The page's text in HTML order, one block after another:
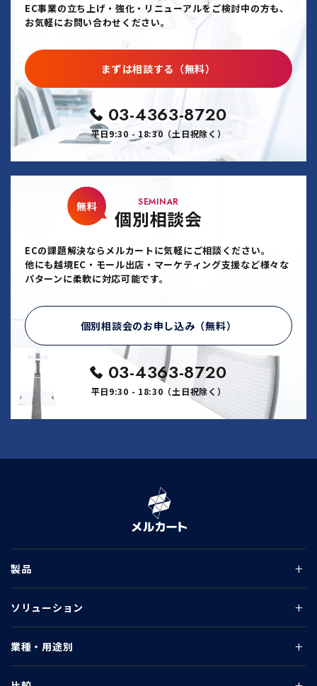
EC事業の立ち上げ・強化・リニューアルをご検討中の方も、
お気軽にお問い合わせください。
まずは相談する（無料）
03-4363-8720
平日9:30 - 18:30（土日祝除く）
SEMINAR
個別相談会
無料
ECの課題解決ならメルカートに気軽にご相談ください。
他にも越境EC・モール出店・マーケティング支援など様々な
パターンに柔軟に対応可能です。
個別相談会のお申し込み（無料）
03-4363-8720
平日9:30 - 18:30（土日祝除く）
製品
ソリューション
業種・用途別